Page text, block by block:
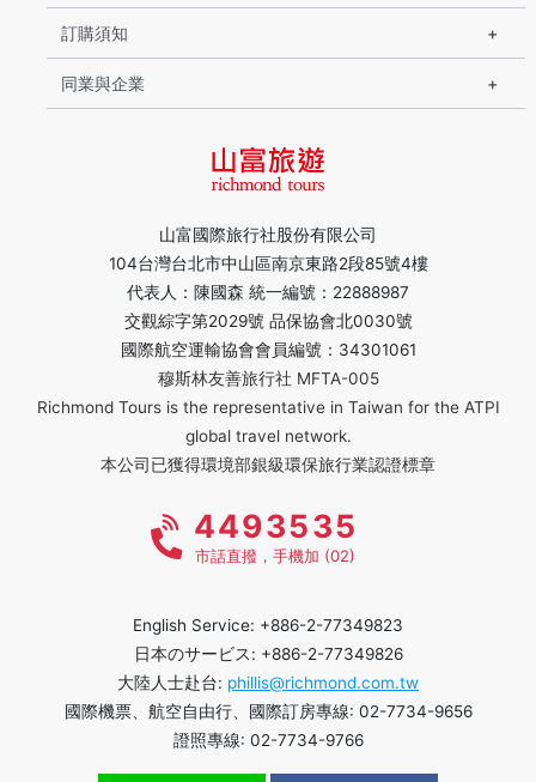
山富國際旅行社股份有限公司
104台灣台北市中山區南京東路2段85號4樓
代表人：陳國森 統一編號：22888987
交觀綜字第2029號 品保協會北0030號
國際航空運輸協會會員編號：34301061
穆斯林友善旅行社 MFTA-005
Richmond Tours is the representative in Taiwan for the ATPI
global travel network.
本公司已獲得環境部銀級環保旅行業認證標章
訂購須知
同業與企業
4493535
市話直撥，手機加 (02)
English Service: +886-2-77349823
日本のサービス: +886-2-77349826
大陸人士赴台: phillis@richmond.com.tw
國際機票、航空自由行、國際訂房專線: 02-7734-9656
證照專線: 02-7734-9766